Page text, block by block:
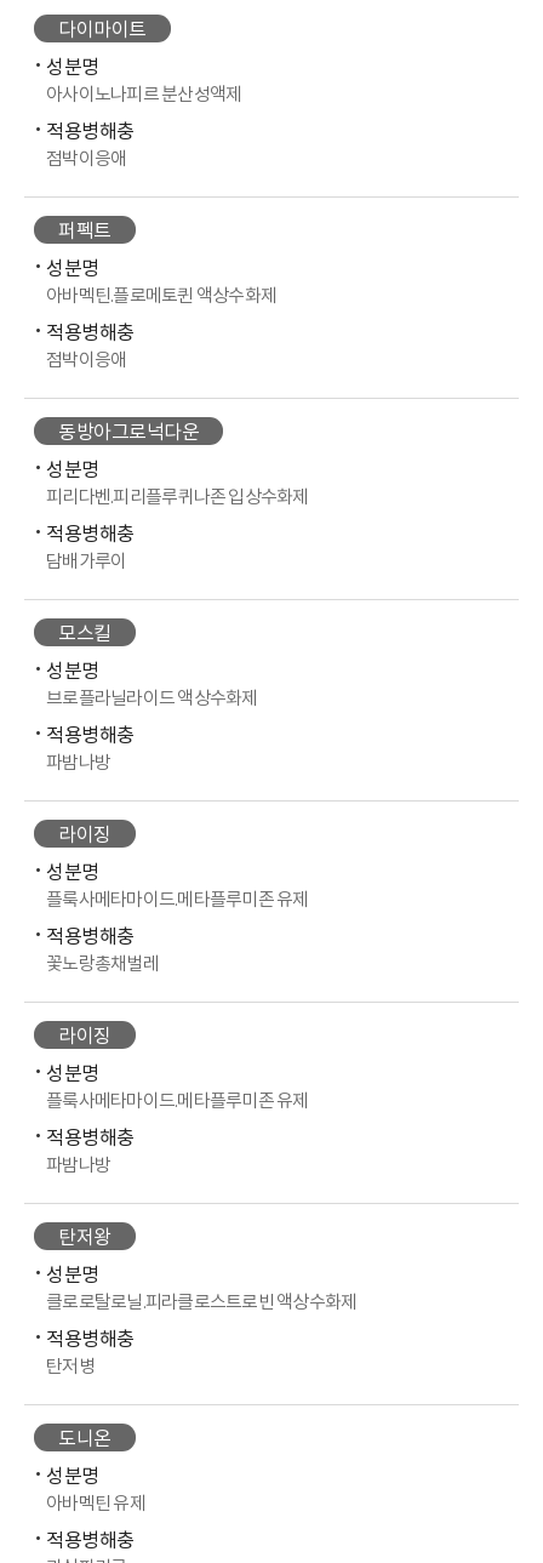
다이마이트
성분명
아사이노나피르 분산성액제
적용병해충
점박이응애
퍼펙트
성분명
아바멕틴.플로메토퀸 액상수화제
적용병해충
점박이응애
동방아그로넉다운
성분명
피리다벤.피리플루퀴나존 입상수화제
적용병해충
담배가루이
모스킬
성분명
브로플라닐라이드 액상수화제
적용병해충
파밤나방
라이징
성분명
플룩사메타마이드.메타플루미존 유제
적용병해충
꽃노랑총채벌레
라이징
성분명
플룩사메타마이드.메타플루미존 유제
적용병해충
파밤나방
탄저왕
성분명
클로로탈로닐.피라클로스트로빈 액상수화제
적용병해충
탄저병
도니온
성분명
아바멕틴 유제
적용병해충